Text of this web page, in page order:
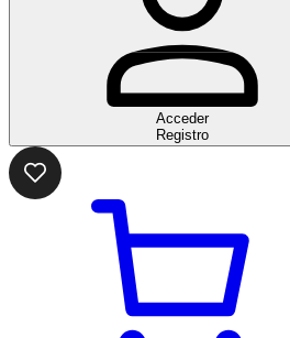
Acceder
Registro